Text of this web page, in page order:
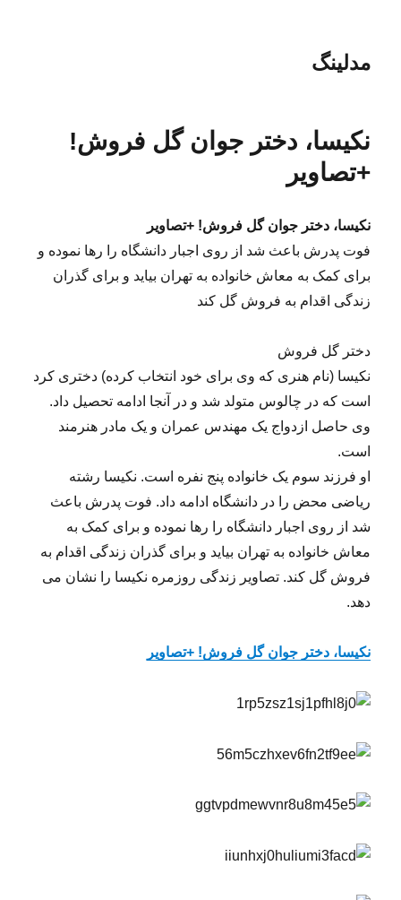
مدلینگ
نکیسا، دختر جوان گل فروش!
+تصاویر
نکیسا، دختر جوان گل فروش! +تصاویر
فوت پدرش باعث شد از روی اجبار دانشگاه را رها نموده و
برای کمک به معاش خانواده به تهران بیاید و برای گذران
زندگی اقدام به فروش گل کند
دختر گل فروش
نکیسا (نام هنری که وی برای خود انتخاب کرده) دختری کرد
است که در چالوس متولد شد و در آنجا ادامه تحصیل داد.
وی حاصل ازدواج یک مهندس عمران و یک مادر هنرمند
است.
او فرزند سوم یک خانواده پنج نفره است. نکیسا رشته
ریاضی محض را در دانشگاه ادامه داد. فوت پدرش باعث
شد از روی اجبار دانشگاه را رها نموده و برای کمک به
معاش خانواده به تهران بیاید و برای گذران زندگی اقدام به
فروش گل کند. تصاویر زندگی روزمره نکیسا را نشان می
دهد.
نکیسا، دختر جوان گل فروش! +تصاویر